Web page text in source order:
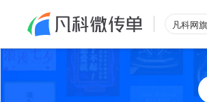
凡科网